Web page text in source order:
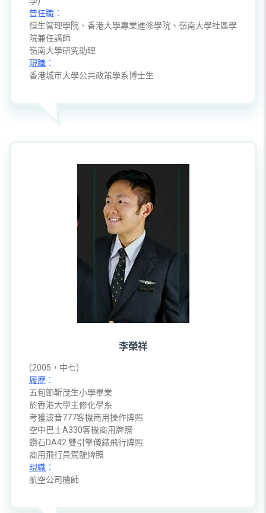
曾任職 ︰
恒生管理學院、香港大學專業進修學院、嶺南大學社區學
院兼任講師
嶺南大學研究助理
現職 ︰
香港城市大學公共政策學系博士生
李榮祥
(2005，中七)
履歷 ︰
五旬節靳茂生小學畢業
於香港大學主修化學糸
考獲波音777客機商用操作牌照
空中巴士A330客機商用牌照
鑽石DA42 雙引擎儀錶飛行牌照
商用飛行員駕駛牌照
現職 ︰
航空公司機師